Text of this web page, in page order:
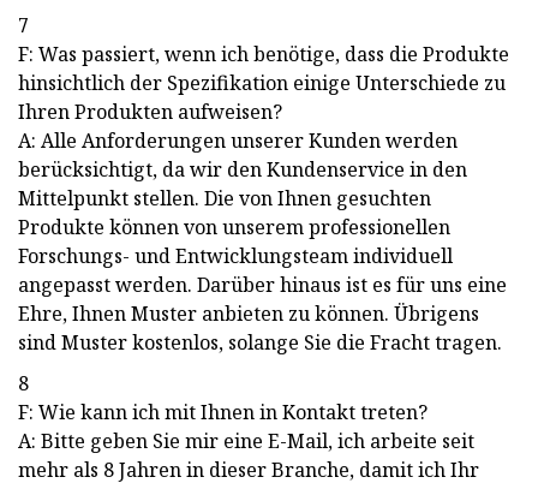
7
F: Was passiert, wenn ich benötige, dass die Produkte
hinsichtlich der Spezifikation einige Unterschiede zu
Ihren Produkten aufweisen?
A: Alle Anforderungen unserer Kunden werden
berücksichtigt, da wir den Kundenservice in den
Mittelpunkt stellen. Die von Ihnen gesuchten
Produkte können von unserem professionellen
Forschungs- und Entwicklungsteam individuell
angepasst werden. Darüber hinaus ist es für uns eine
Ehre, Ihnen Muster anbieten zu können. Übrigens
sind Muster kostenlos, solange Sie die Fracht tragen.
8
F: Wie kann ich mit Ihnen in Kontakt treten?
A: Bitte geben Sie mir eine E-Mail, ich arbeite seit
mehr als 8 Jahren in dieser Branche, damit ich Ihr